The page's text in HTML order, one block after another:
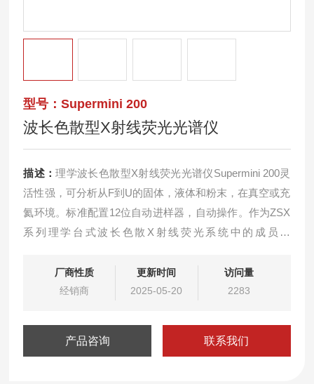
型号：Supermini 200
波长色散型X射线荧光光谱仪
描述：理学波长色散型X射线荧光光谱仪Supermini 200灵
活性强，可分析从F到U的固体，液体和粉末，在真空或充
氦环境。标准配置12位自动进样器，自动操作。作为ZSX
系列理学台式波长色散X射线荧光系统中的成员，
理功能*且简单，使用理学标志的流程条界面进行定性和定
量分析。
厂商性质
经销商
更新时间
2025-05-20
访问量
2283
产品咨询 联系我们